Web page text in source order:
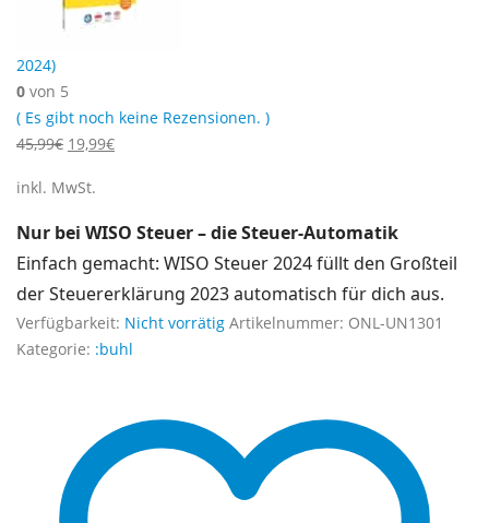
2024)
0 von 5
( Es gibt noch keine Rezensionen. )
45,99€ Ursprünglicher
war:
45,99€
19,99€Aktueller
19,99€.
inkl. MwSt.
Nur bei WISO Steuer – die Steuer-Automatik
Einfach gemacht: WISO Steuer 2024 füllt den Großteil
der Steuererklärung 2023 automatisch für dich aus.
Verfügbarkeit: Nicht vorrätig Artikelnummer: ONL-UN1301
Kategorie: :buhl